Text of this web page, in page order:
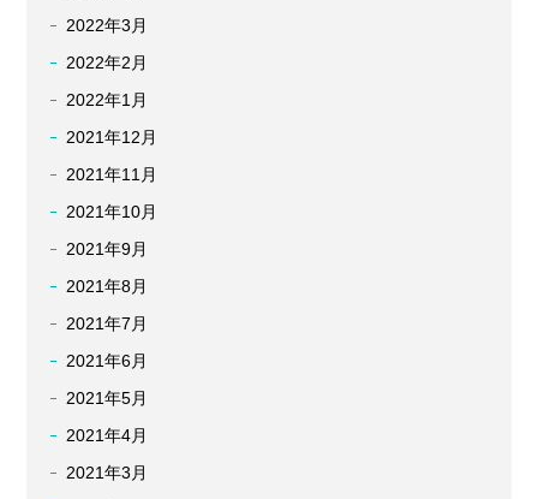
2022年3月
2022年2月
2022年1月
2021年12月
2021年11月
2021年10月
2021年9月
2021年8月
2021年7月
2021年6月
2021年5月
2021年4月
2021年3月